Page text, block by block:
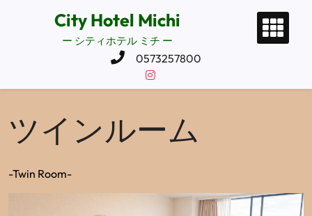
に
City Hotel Michi
ー シティホテル ミチ ー
0573257800
ツインルーム
-Twin Room-